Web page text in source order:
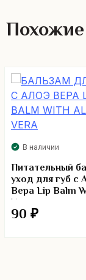
В наличии
Питательный
уход для губ с
Вера Lip Balm
Vera
90 ₽